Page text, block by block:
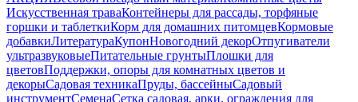
Искусственная траваКонтейнеры для рассады, торфяные
горшки и таблеткиКорм для домашних питомцевКормовые
добавкиЛитератураКупонНовогодний декорОтпугиватели
ультразвуковыеПитательные грунтыПлошки для
цветовПоддержки, опоры для комнатных цветов и
декорыСадовая техникаПруды, бассейныСадовый
инструментСеменаСетка садовая, арки, ограждения для